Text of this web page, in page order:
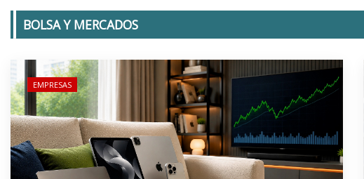
BOLSA Y MERCADOS
EMPRESAS